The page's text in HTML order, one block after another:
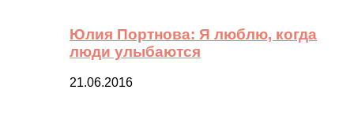
Юлия Портнова: Я люблю, когда
люди улыбаются
21.06.2016